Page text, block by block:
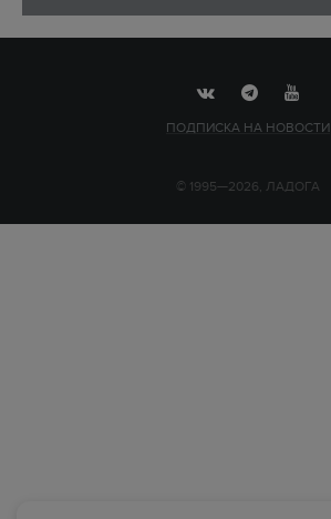
ПОДПИСКА НА НОВОСТИ
© 1995—2026, ЛАДОГА